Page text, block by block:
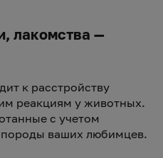
лакомства —
к расстройству
реакциям у животных.
с учетом
породы ваших любимцев.